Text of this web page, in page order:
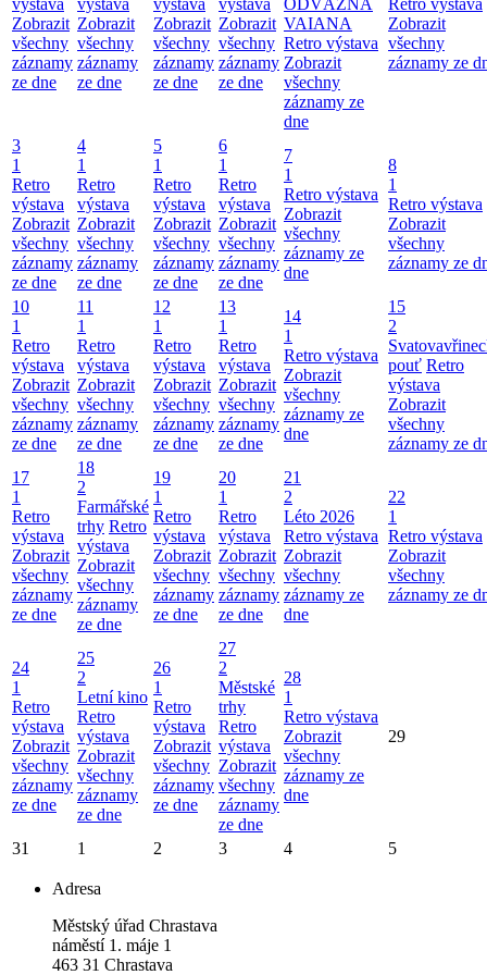
výstava
Zobrazit
všechny
záznamy
ze dne
výstava
Zobrazit
všechny
záznamy
ze dne
výstava
Zobrazit
všechny
záznamy
ze dne
výstava
Zobrazit
všechny
záznamy
ze dne
ODVÁŽNÁ
VAIANA
Retro výstava
Zobrazit
všechny
záznamy ze
dne
Retro výstava
Zobrazit
všechny
záznamy ze
3
1
Retro
výstava
Zobrazit
všechny
záznamy
ze dne
4
1
Retro
výstava
Zobrazit
všechny
záznamy
ze dne
5
1
Retro
výstava
Zobrazit
všechny
záznamy
ze dne
6
1
Retro
výstava
Zobrazit
všechny
záznamy
ze dne
7
1
Retro výstava
Zobrazit
všechny
záznamy ze
dne
8
1
Retro výstava
Zobrazit
všechny
záznamy ze
10
1
Retro
výstava
Zobrazit
všechny
záznamy
ze dne
11
1
Retro
výstava
Zobrazit
všechny
záznamy
ze dne
12
1
Retro
výstava
Zobrazit
všechny
záznamy
ze dne
13
1
Retro
výstava
Zobrazit
všechny
záznamy
ze dne
14
1
Retro výstava
Zobrazit
všechny
záznamy ze
dne
15
2
pouť Retro
výstava
Zobrazit
všechny
záznamy ze
17
1
Retro
výstava
Zobrazit
všechny
záznamy
ze dne
18
2
Farmářské
trhy Retro
výstava
Zobrazit
všechny
záznamy
ze dne
19
1
Retro
výstava
Zobrazit
všechny
záznamy
ze dne
20
1
Retro
výstava
Zobrazit
všechny
záznamy
ze dne
21
2
Léto 2026
Retro výstava
Zobrazit
všechny
záznamy ze
dne
22
1
Retro výstava
Zobrazit
všechny
záznamy ze
24
1
Retro
výstava
Zobrazit
všechny
záznamy
ze dne
25
2
Letní kino
Retro
výstava
Zobrazit
všechny
záznamy
ze dne
26
1
Retro
výstava
Zobrazit
všechny
záznamy
ze dne
27
2
Městské
trhy
Retro
výstava
Zobrazit
všechny
záznamy
ze dne
28
1
Retro výstava
Zobrazit
všechny
záznamy ze
dne
29
31 1 2 3 4 5
Adresa
Městský úřad Chrastava
náměstí 1. máje 1
463 31 Chrastava